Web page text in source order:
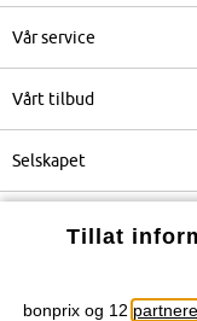
Vår service
Vårt tilbud
Selskapet
Du
Tillat
bonprix og 12 partnere